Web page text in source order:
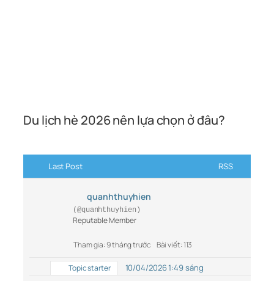
Du lịch hè 2026 nên lựa chọn ở đâu?
Last Post RSS
quanhthuyhien
(@quanhthuyhien)
Reputable Member
Tham gia: 9 tháng trước Bài viết: 113
Topic starter 10/04/2026 1:49 sáng